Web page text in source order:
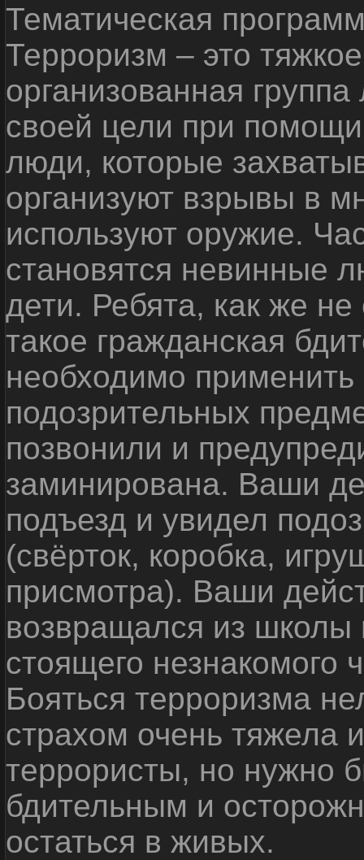
Тематическая
Терроризм – это
организованная
своей цели при
люди, которые
организуют взрывы в
используют оружие.
становятся невинные
дети. Ребята, как же не
такое гражданская
необходимо
подозрительных
позвонили и
заминирована. Ваши
подъезд и увидел
(свёрток, коробка,
присмотра). Ваши
возвращался из школы
стоящего незнакомого
Бояться терроризма
страхом очень тяжела
террористы, но нужно
бдительным и
остаться в живых.